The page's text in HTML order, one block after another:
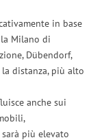
in base
Milano di
Dübendorf,
distanza, più alto
anche sui
più elevato